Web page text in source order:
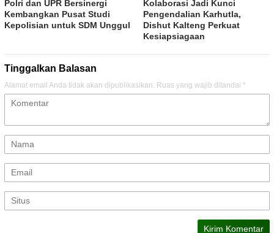
Polri dan UPR Bersinergi
Kembangkan Pusat Studi
Kepolisian untuk SDM Unggul
Kolaborasi Jadi Kunci
Pengendalian Karhutla,
Dishut Kalteng Perkuat
Kesiapsiagaan
Tinggalkan Balasan
Alamat email Anda tidak akan dipublikasikan. Ruas yang wajib ditandai *